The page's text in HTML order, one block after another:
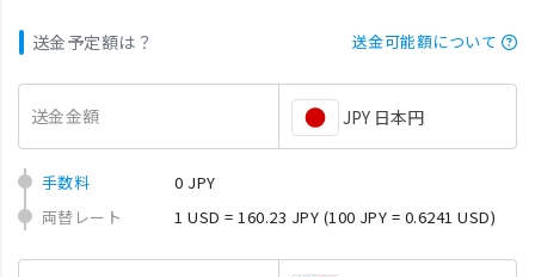
送金予定額は？ 送金可能額について
送金金額 JPY 日本円
手数料
0 JPY
両替レート
1 USD = 160.23 JPY (100 JPY = 0.6241 USD)